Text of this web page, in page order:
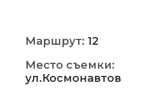
Маршрут: 12
Место съемки:
ул.Космонавтов